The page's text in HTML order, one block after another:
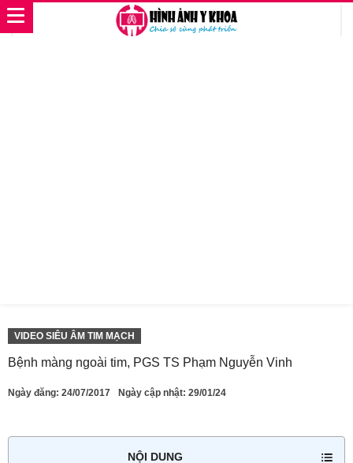
VIDEO SIÊU ÂM TIM MẠCH
Bệnh màng ngoài tim, PGS TS Phạm Nguyễn Vinh
Ngày đăng: 24/07/2017 Ngày cập nhật: 29/01/24
NỘI DUNG